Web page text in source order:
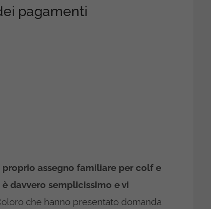
pagamenti
proprio assegno familiare per colf e
davvero semplicissimo e vi
che hanno presentato domanda